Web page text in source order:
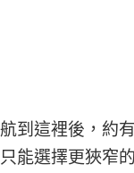
到這裡後，約
能選擇更狹窄